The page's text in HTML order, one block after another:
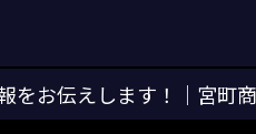
をお伝えします！｜宮町